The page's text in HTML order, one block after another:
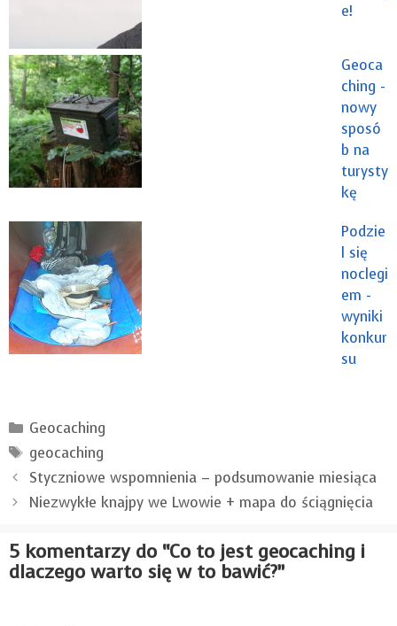
e!
Geoca
ching -
nowy
sposó
b na
turysty
kę
Podzie
l się
noclegi
em -
wyniki
konkur
su
Kategorie
Geocaching
Tagi
geocaching
Styczniowe wspomnienia – podsumowanie miesiąca
Niezwykłe knajpy we Lwowie + mapa do ściągnięcia
5 komentarzy do “Co to jest geocaching i
dlaczego warto się w to bawić?”